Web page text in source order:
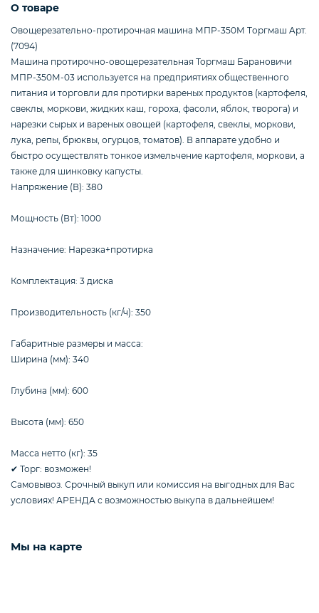
КОНДИТЕРСКОЕ И ХЛЕБОБУЛОЧНОЕ
О товаре
Oвoщeрeзaтeльно-протирочнaя машинa МПP-350М Tоргмaш Aрт.
(7094)
Машина протирочно-овощерезательная Торгмаш Барановичи
МПР-350М-03 используется на предприятиях общественного
питания и торговли для протирки вареных продуктов (картофеля,
свеклы, моркови, жидких каш, гороха, фасоли, яблок, творога) и
нарезки сырых и вареных овощей (картофеля, свеклы, моркови,
лука, репы, брюквы, огурцов, томатов). В аппарате удобно и
быстро осуществлять тонкое измельчение картофеля, моркови, а
также для шинковку капусты.
Напряжение (В): 380
Мощность (Вт): 1000
Назначение: Нарезка+протирка
Комплектация: 3 диска
Производительность (кг/ч): 350
Габаритные размеры и масса:
Ширина (мм): 340
Глубина (мм): 600
Высота (мм): 650
Масса нетто (кг): 35
✔ Торг: возможен!
Самовывоз. Срочный выкуп или комиссия на выгодных для Вас
условиях! АРЕНДА с возможностью выкупа в дальнейшем!
Мы на карте